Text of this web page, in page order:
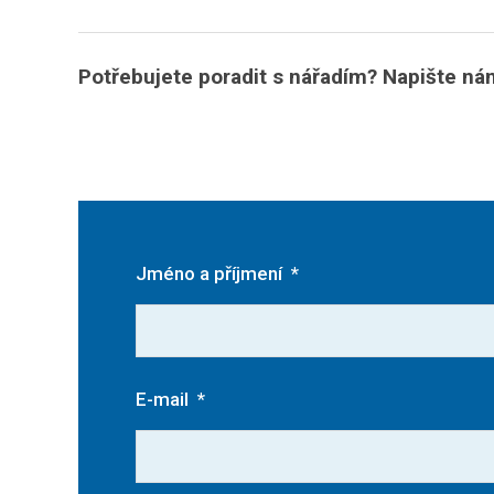
Potřebujete poradit s nářadím? Napište
Jméno a příjmení *
E-mail *